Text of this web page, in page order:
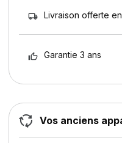
Livraison offerte
Garantie 3 ans
Vos anciens